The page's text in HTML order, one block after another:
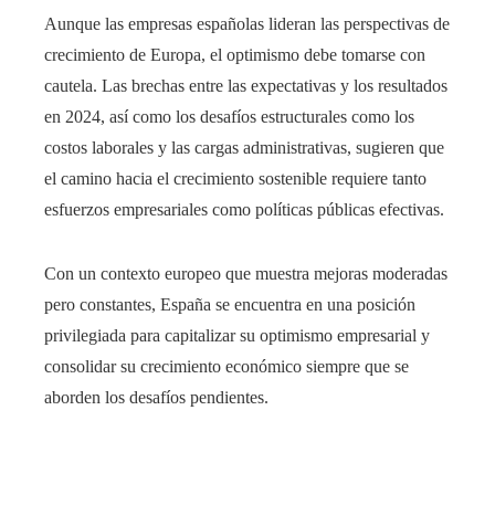
Aunque las empresas españolas lideran las perspectivas de
crecimiento de Europa, el optimismo debe tomarse con
cautela. Las brechas entre las expectativas y los resultados
en 2024, así como los desafíos estructurales como los
costos laborales y las cargas administrativas, sugieren que
el camino hacia el crecimiento sostenible requiere tanto
esfuerzos empresariales como políticas públicas efectivas.
Con un contexto europeo que muestra mejoras moderadas
pero constantes, España se encuentra en una posición
privilegiada para capitalizar su optimismo empresarial y
consolidar su crecimiento económico siempre que se
aborden los desafíos pendientes.